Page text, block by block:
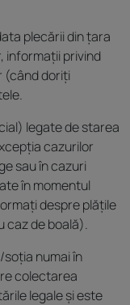
plecării din țara
informații privind
(când doriți
legate de starea
cazurilor
sau în cazuri
în momentul
despre plățile
caz de boală).
numai în
colectarea
legale și este